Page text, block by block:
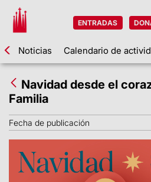
ENTRADAS
Noticias Calendario de
Navidad desde el
Familia
Fecha de publicación